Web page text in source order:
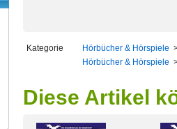
Kategorie Hörbücher & Hörspiele
Hörbücher & Hörspiele
Diese Artikel